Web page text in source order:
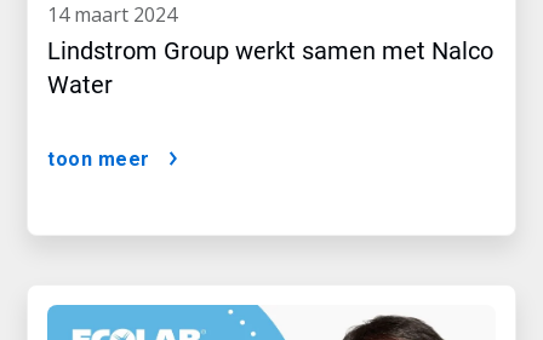
14 maart 2024
Lindstrom Group werkt samen met Nalco
Water
toon meer